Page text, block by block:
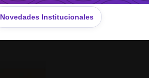
Novedades Institucionales